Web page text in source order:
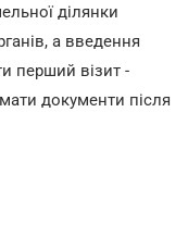
ділянки
а введення
перший візит -
документи після